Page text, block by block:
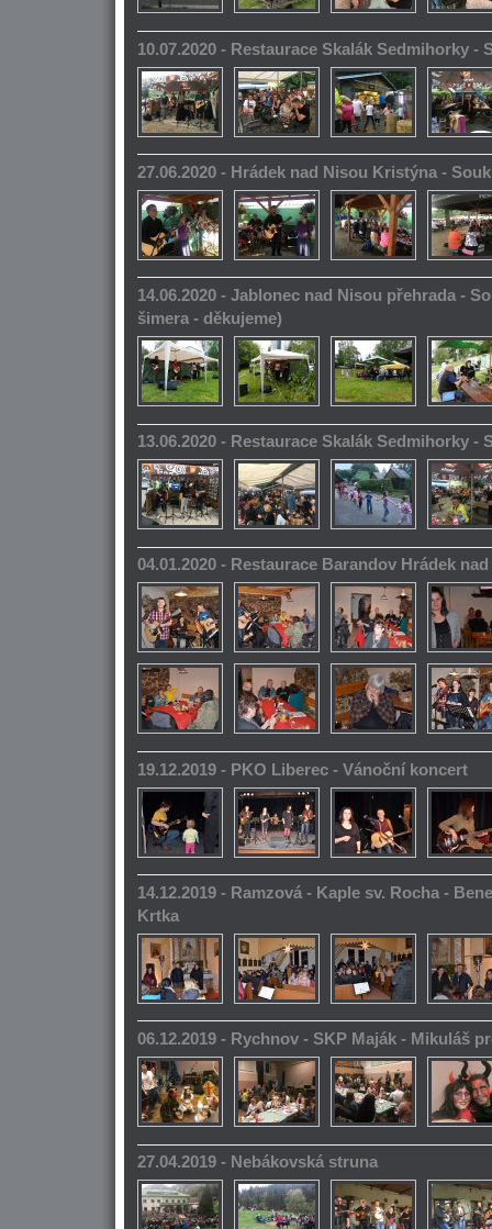
10.07.2020 - Restaurace Skalák Sedmihorky -
27.06.2020 - Hrádek nad Nisou Kristýna -
14.06.2020 - Jablonec nad Nisou přehrada -
šimera - děkujeme)
13.06.2020 - Restaurace Skalák Sedmihorky -
04.01.2020 - Restaurace Barandov Hrádek
19.12.2019 - PKO Liberec - Vánoční koncert
14.12.2019 - Ramzová - Kaple sv. Rocha -
Krtka
06.12.2019 - Rychnov - SKP Maják - Mikuláš
27.04.2019 - Nebákovská struna